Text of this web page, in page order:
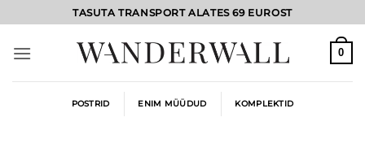
to
content
TASUTA TRANSPORT ALATES 69 EUROST
0
POSTRID ENIM MÜÜDUD KOMPLEKTID